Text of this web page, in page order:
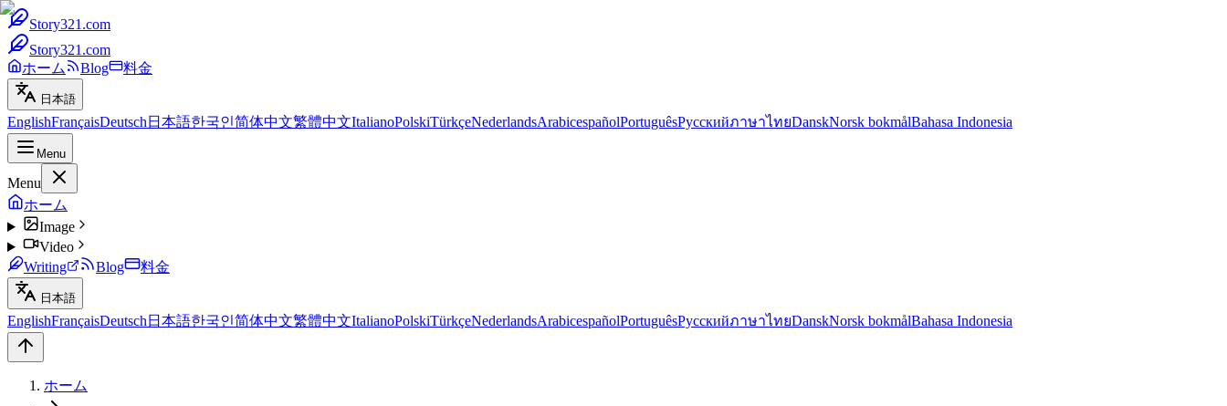
Story321.com
Story321.com
ホーム
Blog 料金
日本語
EnglishFrançaisDeutsch 日本語한국인简体中文繁體中文ItalianoPolskiTürkçeNederlandsArabicespañolPortuguêsРусскийภาษาไทยDanskNorsk bokmålBahasa Indonesia
Menu
Menu
ホーム
Image
Video
Writing
Blog 料金
日本語
EnglishFrançaisDeutsch 日本語한국인简体中文繁體中文ItalianoPolskiTürkçeNederlandsArabicespañolPortuguêsРусскийภาษาไทยDanskNorsk bokmålBahasa Indonesia
ホーム